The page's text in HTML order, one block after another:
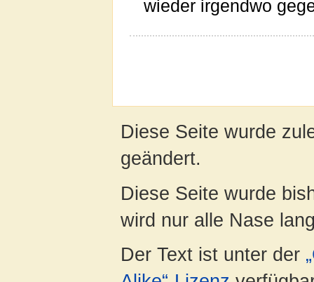
wieder irgendwo
Diese Seite wurde
geändert.
Diese Seite wurde
wird nur alle Nase
Der Text ist unter der